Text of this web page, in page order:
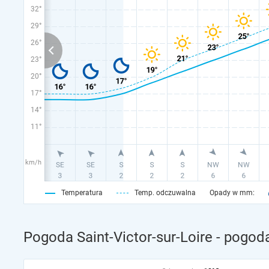
32°
29°
26°
23°
20°
17°
14°
11°
km/h
Temperatura Temp. odczuwalna Opady w mm:
Pogoda Saint-Victor-sur-Loire -